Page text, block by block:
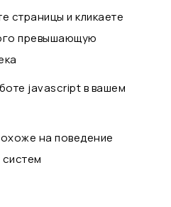
страницы и кликаете
превышающую
javascript в вашем
на поведение